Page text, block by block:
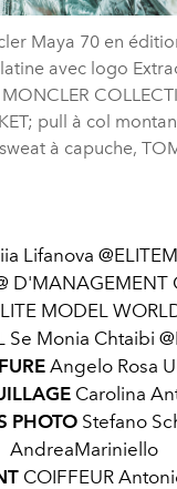
Maya 70 en
avec logo
pull à col
à capuche,
Lifanova
D'MANAGEMENT
MODEL
Se Monia Chtaibi
Angelo Rosa
Carolina
PHOTO Stefano
AndreaMariniello
COIFFEUR